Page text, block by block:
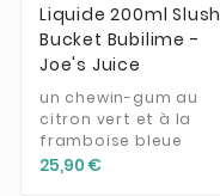
Liquide 200ml Slush
Bucket Bubilime -
Joe's Juice
un chewin-gum au
citron vert et à la
framboise bleue
25,90 €